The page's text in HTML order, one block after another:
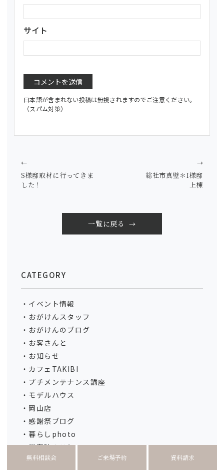
サイト
日本語が含まれない投稿は無視されますのでご注意ください。
（スパム対策）
S様邸取材に行ってきま
した！
←
一覧に戻る
総社市真壁＊I様邸
上棟
→
CATEGORY
イベント情報
おがけんスタッフ
おがけんのブログ
お客さんと
お知らせ
カフェTAKIBI
プチメンテナンス講座
モデルハウス
岡山店
感謝祭ブログ
暮らしphoto
災害時のこと
社長のコラム
無料相談会 ご来場予約 資料請求